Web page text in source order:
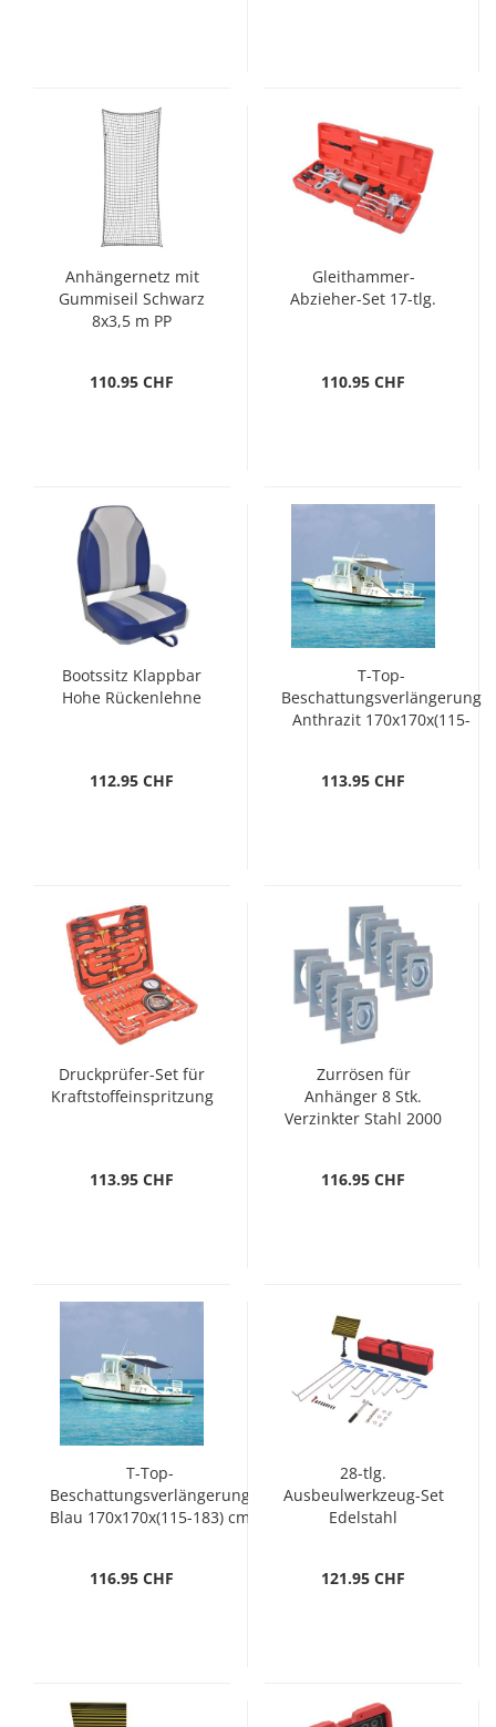
Anhängernetz mit
Gummiseil Schwarz
8x3,5 m PP
110.95 CHF
Gleithammer-
Abzieher-Set 17-tlg.
110.95 CHF
Bootssitz Klappbar
Hohe Rückenlehne
112.95 CHF
T-Top-
Beschattungsverlängerung
Anthrazit 170x170x(115-
113.95 CHF
Druckprüfer-Set für
Kraftstoffeinspritzung
113.95 CHF
Zurrösen für
Anhänger 8 Stk.
Verzinkter Stahl 2000
116.95 CHF
T-Top-
Beschattungsverlängerung
Blau 170x170x(115-183) cm
116.95 CHF
28-tlg.
Ausbeulwerkzeug-Set
Edelstahl
121.95 CHF